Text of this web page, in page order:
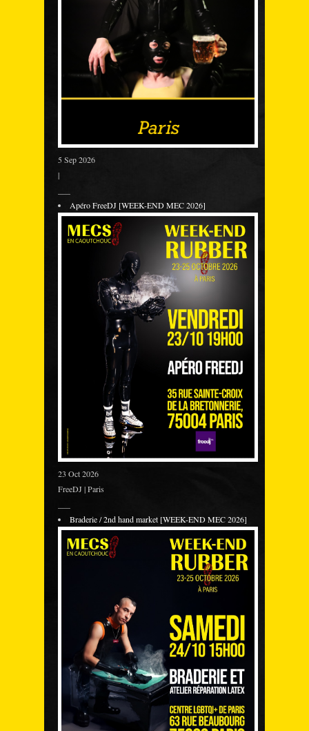
5 Sep 2026
|
Apéro FreeDJ [WEEK-END MEC 2026]
23 Oct 2026
FreeDJ | Paris
Braderie / 2nd hand market [WEEK-END MEC 2026]